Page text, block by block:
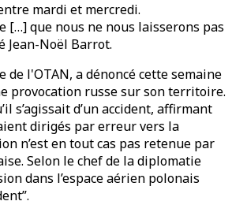
mardi et mercredi.
[…] que nous ne nous laisserons pas
Jean-Noël Barrot.
de l'OTAN, a dénoncé cette semaine
provocation russe sur son territoire.
s’agissait d’un accident, affirmant
dirigés par erreur vers la
n’est en tout cas pas retenue par
Selon le chef de la diplomatie
dans l’espace aérien polonais